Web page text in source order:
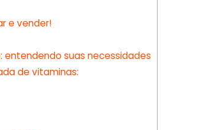
e vender!
suas necessidades
de vitaminas: